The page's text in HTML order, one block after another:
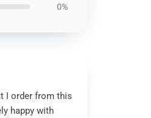
0%
I order from this
happy with